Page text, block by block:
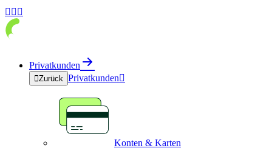
  
Privatkunden
Zurück Privatkunden
Konten & Karten